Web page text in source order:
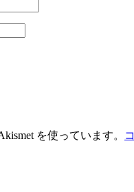
を使っています。